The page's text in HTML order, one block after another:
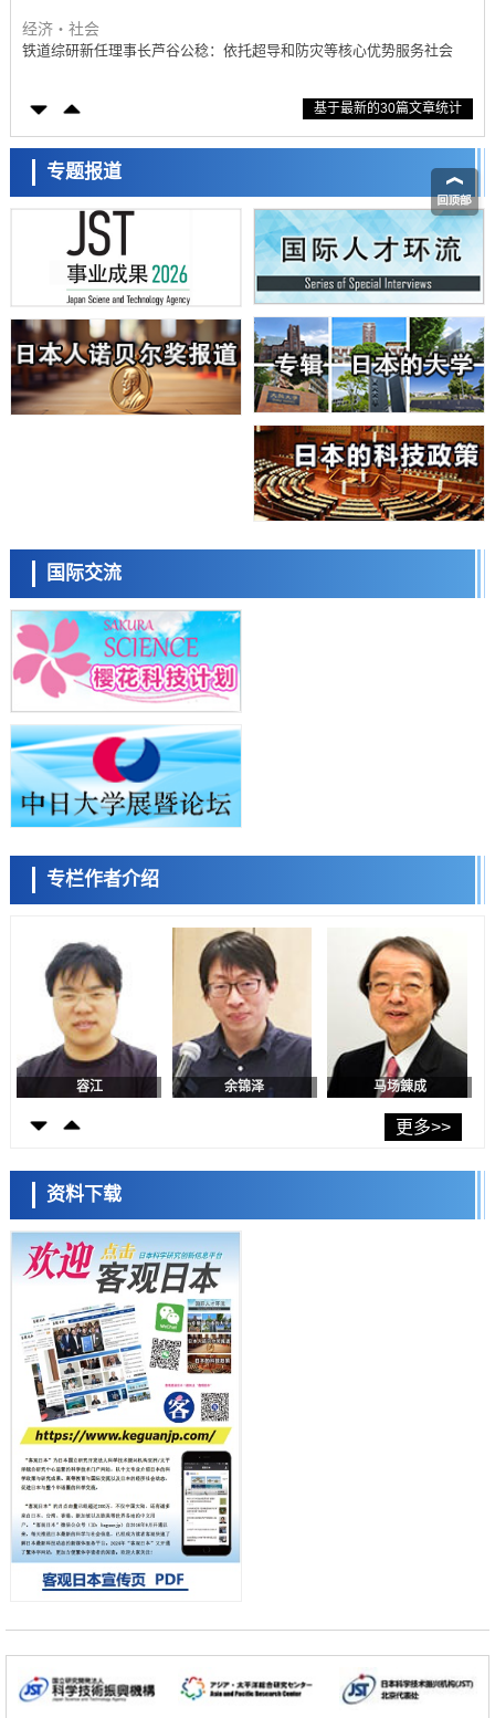
经济・社会
铁道综研新任理事长芦谷公稔：依托超导和防灾等核心优势服务社会
东京大学通过叶绿体基因组编辑技术强化碳固定酶，成功提高光合作用
科学研究
藤田医科大学等成功鉴定出非结核分枝杆菌生存的必需基因，首次揭示
该基因的必要性因菌株而异
经济・社会
【AI法下篇】如何应对AI的不可控性——中央大学平野晋教授专访
科学研究
日本学术会议：为保持土壤健康应采取哪些措施？探讨土壤保护与强化
的具体对策
科学研究
大阪大学开发基于水氢键网络的温度预测新方法，AI从分子排列信息中
高精度解读
经济・社会
【AI法上篇】如何对“将人生交给AI”保持危机感——中央大学平野晋教
庆应义塾大学阐明脑内“游击手”小胶质细胞包裹保护受损神经细胞的机
制，有望用于开发阿尔茨海默病等疾病疗法
劣化抑制机制，为提升轮胎安全性与耐久性的材料设计开辟道路
科学研究
近畿大学等发现植物染料“日本茜”的红色成分可抑制老化与炎症，有望
成为新型功能性材料
科学研究
群马大学开发针对难治性癫痫的新型基因疗法，利用超小型GAD67启动
子抑制发作
科学研究
九州大学揭示夜间眼压升高机制：两种激素波动叠加所致
科学研究
东京都产技研采用新手法开发出可稳定工作至300℃的介电材料，已验
证电容器可在汽车发动机等高温环境下工作
经济・社会
日本生成式AI使用者占比一年内翻倍，但与中美德仍有较大差距
政策
日本修订首都直下型地震紧急对策：目标为死亡人数至少减半，重点强
化火灾防控
福井大学发现细胞记忆过往并抑制反应的机制，阐明即便DNA相同反应
迥异之谜
科学研究
神户大学确认口服癌症疫苗B440单药给药的安全性，在转移性尿路上皮
癌患者中开展临床试验
日本发布《令和8年版科学技术与创新白皮书》，解读第七期基本计划
首年度政策方向
科学研究
东京大学发现可诱导细胞死亡的新型信使物质
东京都健康长寿医疗中心跨器官揭示衰老过程中的糖链变化
科学研究
产总研无需石油利用松脂制备石墨前驱体，可作为电池电极材料
科学研究
东京大学和海上保安厅等发现南海海槽沿线板块边界锁定状态存在区域
差异
政策
日本第2次医疗研究开发调整费，根据一线实际情况和需求分配99.3亿
日元
科学研究
千叶大学鉴定出导致难治性疾病“肺高血压症”恶化的蛋白质“MYL9/12”，
会引发血管结构恶化
科学研究
京都大学高效生成光的构成单元“光子”，可应用于量子计算机
科学研究
开发出300亿年仅误差1秒的光晶格钟，构建网络将其打造为下一代社会
基础设施
经济・社会
大阪大学开发出膜脂质可视化工具，使脂质探针的高效开发成为可能
科学研究
基于最新的30篇文章统计
专题报道
国际交流
专栏作者介绍
流员
小岩井忠道
陈小牧 李鸥 安宁
容江 余锦泽 马场錬成
日本科学未来馆 科学交
流员
小岩井忠道 泷川 进
更多>>
资料下载